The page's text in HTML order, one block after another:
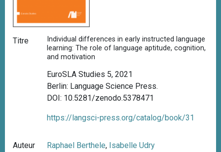
Titre
Individual differences in early instructed language
learning: The role of language aptitude, cognition,
and motivation
EuroSLA Studies 5, 2021
Berlin: Language Science Press.
DOI: 10.5281/zenodo.5378471
https://langsci-press.org/catalog/book/31
Auteur
Raphael Berthele, Isabelle Udry